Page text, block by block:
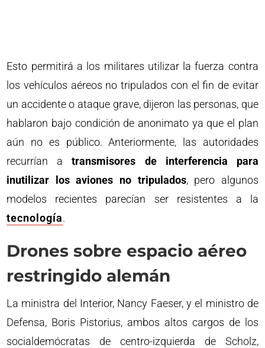
Esto permitirá a los militares utilizar la fuerza contra
los vehículos aéreos no tripulados con el fin de evitar
un accidente o ataque grave, dijeron las personas, que
hablaron bajo condición de anonimato ya que el plan
aún no es público. Anteriormente, las autoridades
recurrían atransmisores de interferencia para
inutilizar los aviones no tripulados, pero algunos
modelos recientes parecían ser resistentes a la
tecnología.
Drones sobre espacio aéreo
restringido alemán
La ministra del Interior, Nancy Faeser, y el ministro de
Defensa, Boris Pistorius, ambos altos cargos de los
socialdemócratas de centro-izquierda de Scholz,